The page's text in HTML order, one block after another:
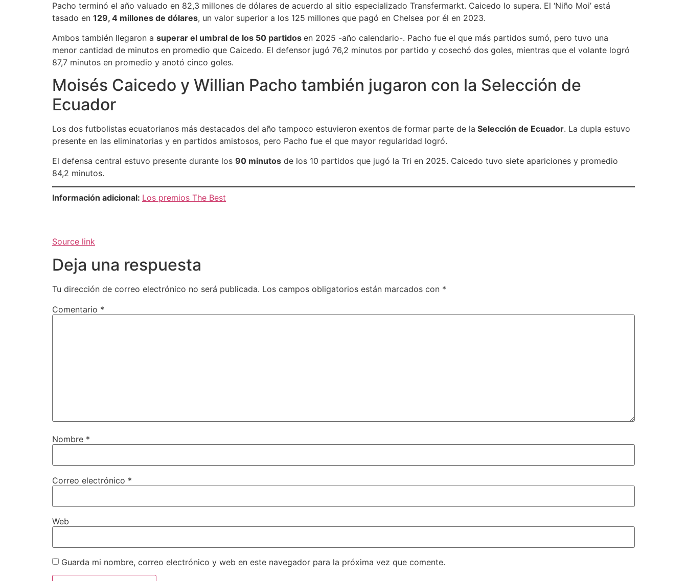
Pacho terminó el año valuado en 82,3 millones de dólares de acuerdo al sitio especializado Transfermarkt. Caicedo lo supera. El ‘Niño Moi’ está
tasado en 129, 4 millones de dólares, un valor superior a los 125 millones que pagó en Chelsea por él en 2023.
Ambos también llegaron a superar el umbral de los 50 partidos en 2025 -año calendario-. Pacho fue el que más partidos sumó, pero tuvo una
menor cantidad de minutos en promedio que Caicedo. El defensor jugó 76,2 minutos por partido y cosechó dos goles, mientras que el volante logró
87,7 minutos en promedio y anotó cinco goles.
Moisés Caicedo y Willian Pacho también jugaron con la Selección de
Ecuador
Los dos futbolistas ecuatorianos más destacados del año tampoco estuvieron exentos de formar parte de la Selección de Ecuador. La dupla estuvo
presente en las eliminatorias y en partidos amistosos, pero Pacho fue el que mayor regularidad logró.
El defensa central estuvo presente durante los 90 minutos de los 10 partidos que jugó la Tri en 2025. Caicedo tuvo siete apariciones y promedio
84,2 minutos.
Información adicional: Los premios The Best
Source link
Deja una respuesta
Tu dirección de correo electrónico no será publicada. Los campos obligatorios están marcados con *
Comentario *
Nombre *
Correo electrónico *
Web
Guarda mi nombre, correo electrónico y web en este navegador para la próxima vez que comente.